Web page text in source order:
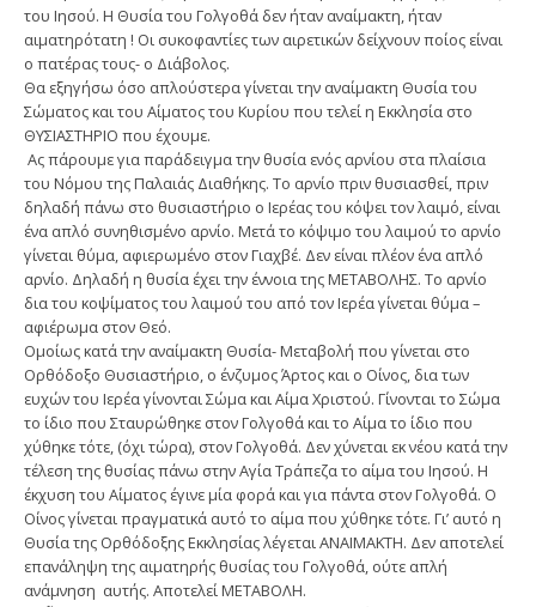
του Ιησού. Η Θυσία του Γολγοθά δεν ήταν αναίμακτη, ήταν
αιματηρότατη ! Οι συκοφαντίες των αιρετικών δείχνουν ποίος είναι
ο πατέρας τους- ο Διάβολος.
Θα εξηγήσω όσο απλούστερα γίνεται την αναίμακτη Θυσία του
Σώματος και του Αίματος του Κυρίου που τελεί η Εκκλησία στο
ΘΥΣΙΑΣΤΗΡΙΟ που έχουμε.
Ας πάρουμε για παράδειγμα την θυσία ενός αρνίου στα πλαίσια
του Νόμου της Παλαιάς Διαθήκης. Το αρνίο πριν θυσιασθεί, πριν
δηλαδή πάνω στο θυσιαστήριο ο Ιερέας του κόψει τον λαιμό, είναι
ένα απλό συνηθισμένο αρνίο. Μετά το κόψιμο του λαιμού το αρνίο
γίνεται θύμα, αφιερωμένο στον Γιαχβέ. Δεν είναι πλέον ένα απλό
αρνίο. Δηλαδή η θυσία έχει την έννοια της ΜΕΤΑΒΟΛΗΣ. Το αρνίο
δια του κοψίματος του λαιμού του από τον Ιερέα γίνεται θύμα –
αφιέρωμα στον Θεό.
Ομοίως κατά την αναίμακτη Θυσία- Μεταβολή που γίνεται στο
Ορθόδοξο Θυσιαστήριο, ο ένζυμος Άρτος και ο Οίνος, δια των
ευχών του Ιερέα γίνονται Σώμα και Αίμα Χριστού. Γίνονται το Σώμα
το ίδιο που Σταυρώθηκε στον Γολγοθά και το Αίμα το ίδιο που
χύθηκε τότε, (όχι τώρα), στον Γολγοθά. Δεν χύνεται εκ νέου κατά την
τέλεση της θυσίας πάνω στην Αγία Τράπεζα το αίμα του Ιησού. Η
έκχυση του Αίματος έγινε μία φορά και για πάντα στον Γολγοθά. Ο
Οίνος γίνεται πραγματικά αυτό το αίμα που χύθηκε τότε. Γι’ αυτό η
Θυσία της Ορθόδοξης Εκκλησίας λέγεται ΑΝΑΙΜΑΚΤΗ. Δεν αποτελεί
επανάληψη της αιματηρής θυσίας του Γολγοθά, ούτε απλή
ανάμνηση αυτής. Αποτελεί ΜΕΤΑΒΟΛΗ.